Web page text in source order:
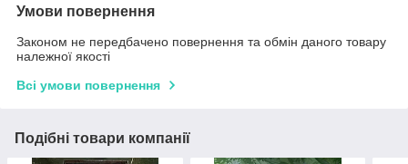
Умови повернення
Законом не передбачено повернення та обмін даного товару
належної якості
Всі умови повернення
Подібні товари компанії